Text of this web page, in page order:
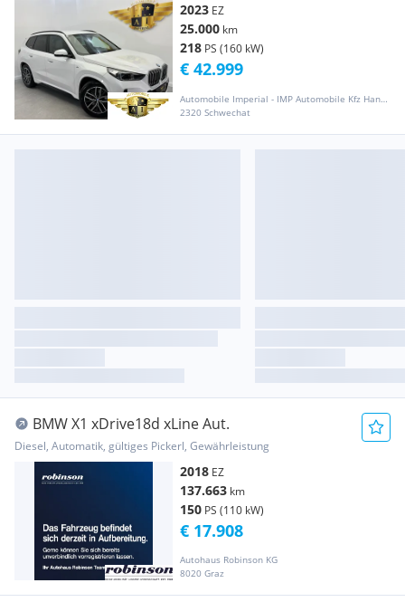
2023 EZ
25.000 km
218 PS (160 kW)
Automobile Imperial - IMP Automobile Kfz HandelsgmbH
2320 Schwechat
€ 42.999
BMW X1 xDrive18d xLine Aut.
Diesel, Automatik, gültiges Pickerl, Gewährleistung
2018 EZ
137.663 km
150 PS (110 kW)
Autohaus Robinson KG
8020 Graz
€ 17.908